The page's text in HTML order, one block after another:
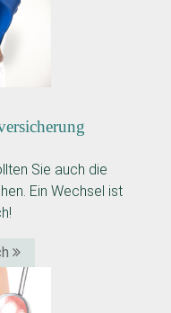
Sie auch die
Ein Wechsel ist